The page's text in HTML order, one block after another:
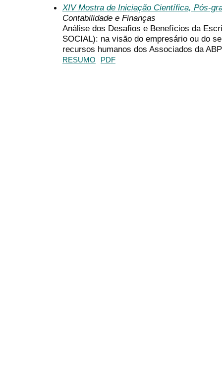
XIV Mostra de Iniciação Científica, Pós-
Contabilidade e Finanças
Análise dos Desafios e Benefícios da
SOCIAL): na visão do empresário ou do
recursos humanos dos Associados da
RESUMO PDF